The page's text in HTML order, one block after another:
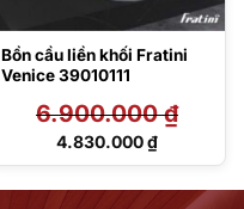
Bồn cầu liền khối Fratini
Venice 39010111
6.900.000₫
Giá
6.900.000 ₫.
4.830.000₫
Giá